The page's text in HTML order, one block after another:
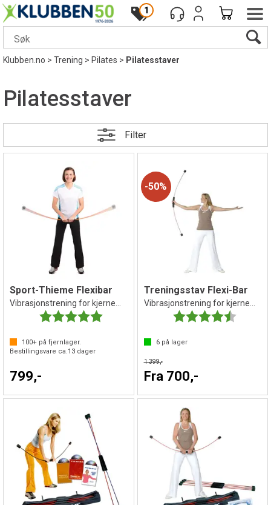
1
Klubben.no>Trening>Pilates> Pilatesstaver
Pilatesstaver
Filter
Sport-Thieme Flexibar
Karakter:
5.0 av 5 mulige
100+ på fjernlager.
Bestillingsvare ca.13 dager
799,-
50%
Treningsstav Flexi-Bar
Karakter:
6på lager
1 399,-
Fra 700,-